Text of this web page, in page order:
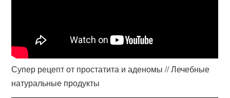
Супер рецепт от простатита и аденомы // Лечебные
натуральные продукты